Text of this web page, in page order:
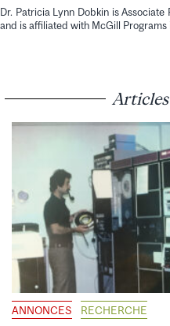
Dr. Patricia Lynn Dobkin is
and is affiliated with McGill Programs
ANNONCES RECHERCHE